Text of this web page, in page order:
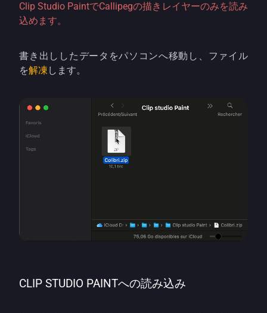
Clip Studio PaintでCallipegの描きレイヤーのみを読み
込めます。
書き出ししたデータをパソコンへ移動し、ファイル
を解凍 します。
CLIP STUDIO PAINTへの読み込み